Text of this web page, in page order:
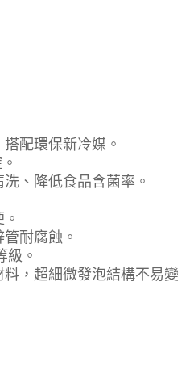
配環保新冷媒。
、降低食品含菌率。
耐腐蝕。
級。
，超細微發泡結構不易變